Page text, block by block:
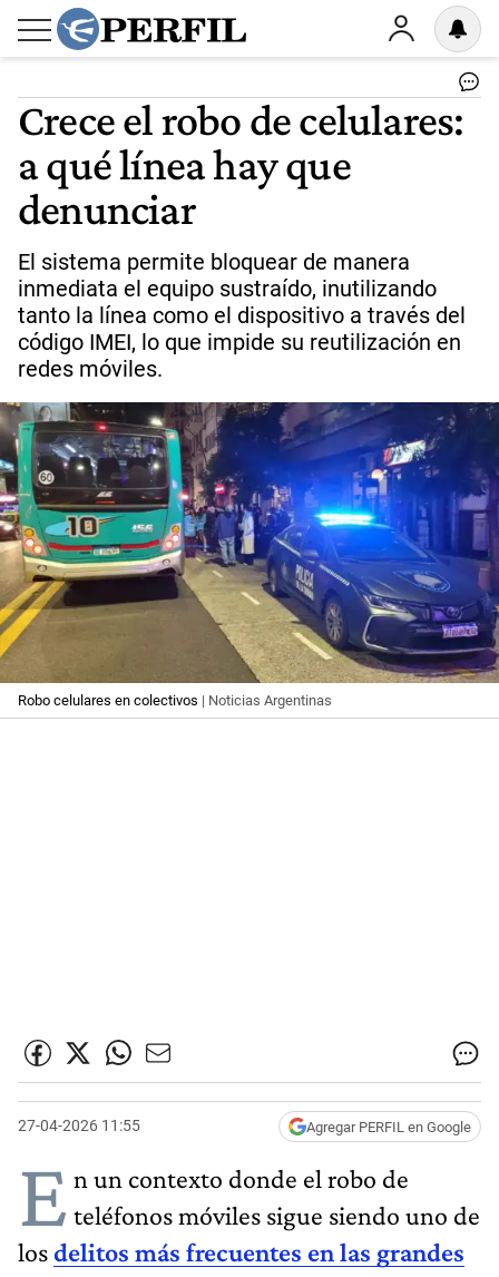
Crece el robo de celulares:
a qué línea hay que
denunciar
El sistema permite bloquear de manera
inmediata el equipo sustraído, inutilizando
tanto la línea como el dispositivo a través del
código IMEI, lo que impide su reutilización en
redes móviles.
Robo celulares en colectivos | Noticias Argentinas
27-04-2026 11:55 Agregar PERFIL en Google
E n un contexto donde el robo de
teléfonos móviles sigue siendo uno de
losdelitos más frecuentes en las grandes